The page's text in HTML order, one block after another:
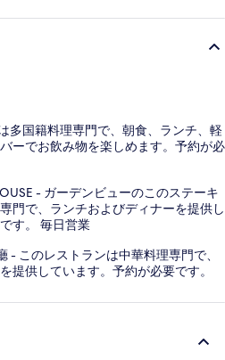
多国籍料理専門で、朝食、ランチ、軽
ーでお飲み物を楽しめます。予約が必
- ガーデンビューのこのステーキ
門で、ランチおよびディナーを提供し
す。 毎日営業
- このレストランは中華料理専門で、
提供しています。予約が必要です。